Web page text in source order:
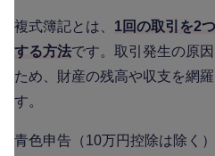
複式簿記とは、 1回の取引を2
する方法です。取引発生の原
ため、財産の残高や収支を網
す。
青色申告（10万円控除は除く